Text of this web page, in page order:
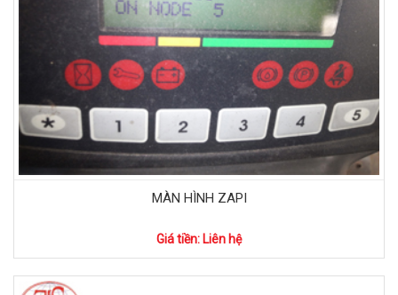
MÀN HÌNH ZAPI
Giá tiền: Liên hệ